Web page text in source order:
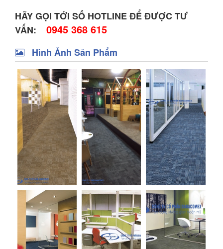
HÃY GỌI TỚI SỐ HOTLINE ĐỂ ĐƯỢC TƯ
VẤN:
0945 368 615
Hình Ảnh Sản Phẩm